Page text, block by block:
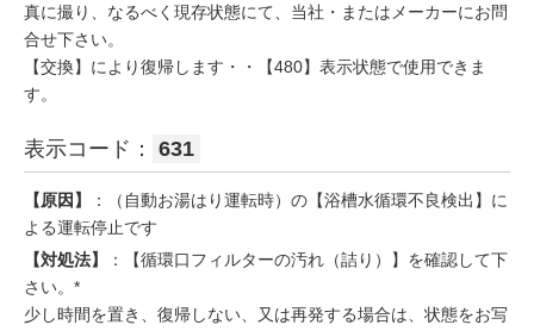
真に撮り、なるべく現存状態にて、当社・またはメーカーにお問
合せ下さい。
【交換】により復帰します・・【480】表示状態で使用できま
す。
表示コード： 631
【原因】
：（自動お湯はり運転時）の【浴槽水循環不良検出】に
よる運転停止です
【対処法】
：【循環口フィルターの汚れ（詰り）】を確認して下
さい。*
少し時間を置き、復帰しない、又は再発する場合は、状態をお写